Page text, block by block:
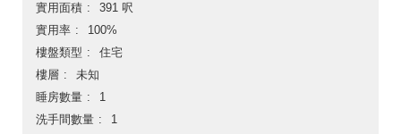
實用面積
391 呎
實用率
100%
樓盤類型
住宅
樓層
未知
睡房數量
1
洗手間數量
1